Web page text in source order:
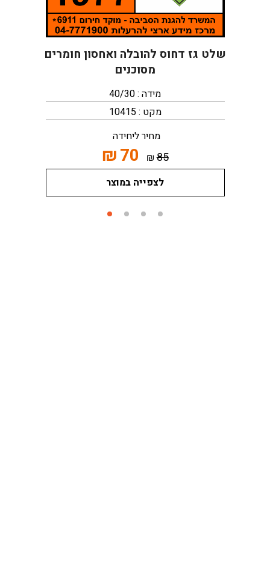
שלט גז דחוס להובלה ואחסון חומרים
מסוכנים
מידה : 40/30
מקט : 10415
מחיר ליחידה
85
₪
70
₪
לצפייה במוצר